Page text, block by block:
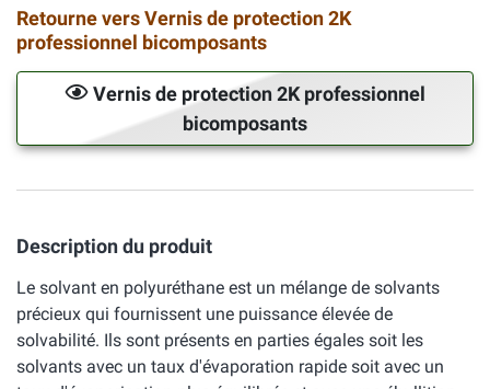
Retourne vers Vernis de protection 2K
professionnel bicomposants
Vernis de protection 2K professionnel
bicomposants
Description du produit
Le solvant en polyuréthane est un mélange de solvants
précieux qui fournissent une puissance élevée de
solvabilité. Ils sont présents en parties égales soit les
solvants avec un taux d'évaporation rapide soit avec un